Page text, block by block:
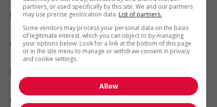
Emplois par secteur
Emplois par statut
Emplois par type
Nos suggestions
partners, or used specifically by this site. We and our partners
may use precise geolocation data. List of partners.
Some vendors may process your personal data on the basis
of legitimate interest, which you can object to by managing
your options below. Look for a link at the bottom of this page
or in the site menu to manage or withdraw consent in privacy
and cookie settings.
Allow